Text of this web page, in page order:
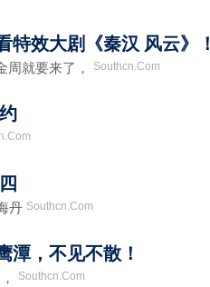
特效大剧《秦汉 风云》！
就要来了， Southcn.Com
丹 Southcn.Com
潭，不见不散！
Southcn.Com